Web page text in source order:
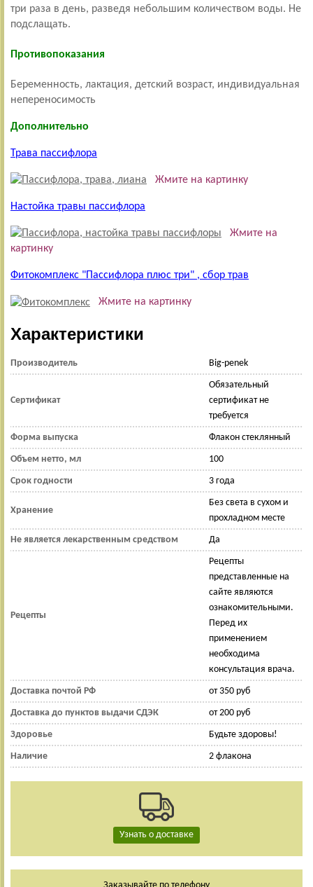
три раза в день, разведя небольшим количеством воды. Не
подслащать.
Противопоказания
Беременность, лактация, детский возраст, индивидуальная
непереносимость
Дополнительно
Трава пассифлора
Жмите на картинку
Настойка травы пассифлора
Жмите на
картинку
Фитокомплекс "Пассифлора плюс три" , сбор трав
Жмите на картинку
Характеристики
Производитель Big-penek
Сертификат
Обязательный
сертификат не
требуется
Форма выпуска Флакон стеклянный
Объем нетто, мл 100
Срок годности 3 года
Хранение
Без света в сухом и
прохладном месте
Не является лекарственным средством Да
Рецепты
Рецепты
представленные на
сайте являются
ознакомительными.
Перед их
применением
необходима
консультация врача.
Доставка почтой РФ от 350 руб
Доставка до пунктов выдачи СДЭК от 200 руб
Здоровье Будьте здоровы!
Наличие 2 флакона
Узнать о доставке